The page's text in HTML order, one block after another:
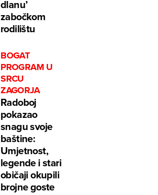
dlanu’
zabočkom
rodilištu
BOGAT
PROGRAM U
SRCU
ZAGORJA
Radoboj
pokazao
snagu svoje
baštine:
Umjetnost,
legende i stari
običaji okupili
brojne goste